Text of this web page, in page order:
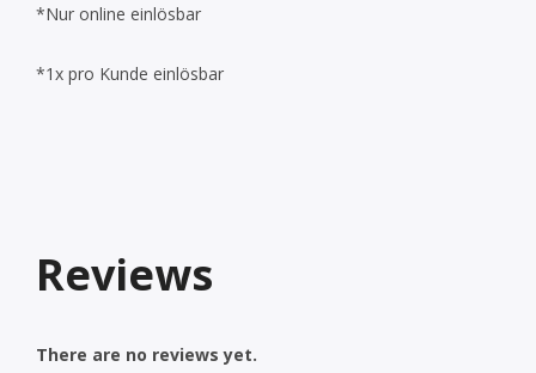
*Nur online einlösbar
*1x pro Kunde einlösbar
Reviews
There are no reviews yet.